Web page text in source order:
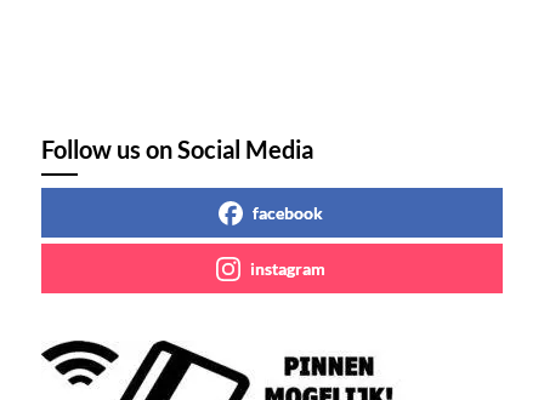
Follow us on Social Media
facebook
instagram